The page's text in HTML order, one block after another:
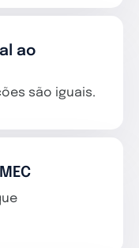
ao
são iguais.